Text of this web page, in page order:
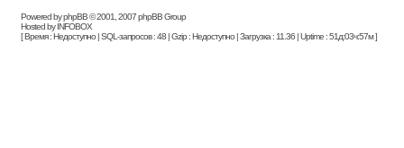
Powered by phpBB © 2001, 2007 phpBB Group
Hosted by INFOBOX
[ Время : Недоступно | SQL-запросов : 48 | Gzip : Недоступно | Загрузка : 11.36 | Uptime : 51д:03ч:57м ]